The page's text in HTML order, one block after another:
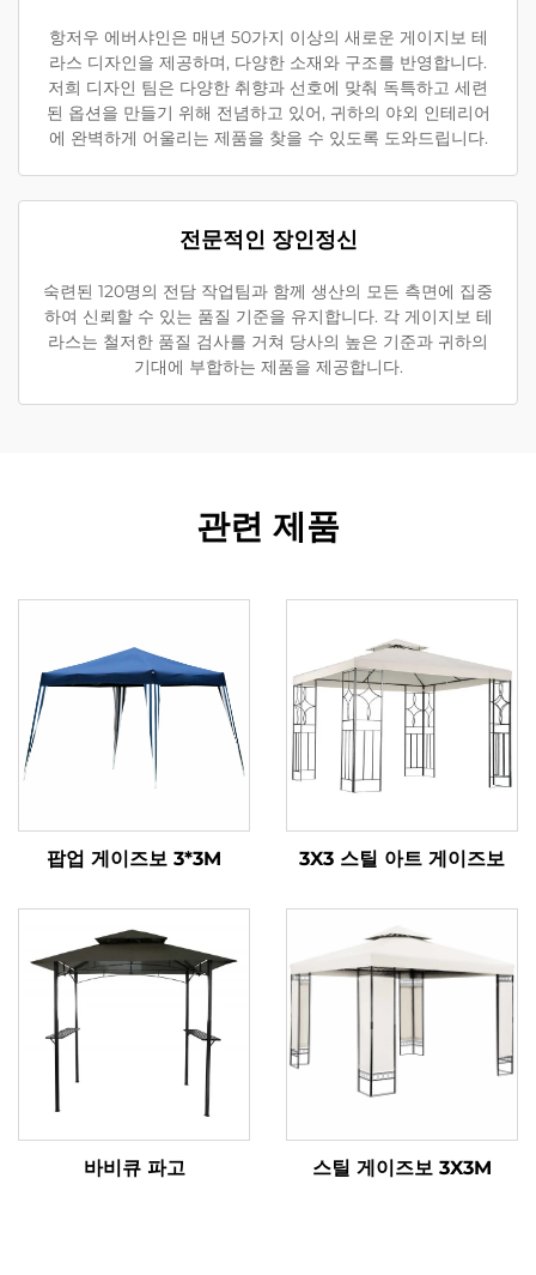
항저우 에버샤인은 매년 50가지 이상의 새로운 게이지보 테
라스 디자인을 제공하며, 다양한 소재와 구조를 반영합니다.
저희 디자인 팀은 다양한 취향과 선호에 맞춰 독특하고 세련
된 옵션을 만들기 위해 전념하고 있어, 귀하의 야외 인테리어
에 완벽하게 어울리는 제품을 찾을 수 있도록 도와드립니다.
전문적인 장인정신
숙련된 120명의 전담 작업팀과 함께 생산의 모든 측면에 집중
하여 신뢰할 수 있는 품질 기준을 유지합니다. 각 게이지보 테
라스는 철저한 품질 검사를 거쳐 당사의 높은 기준과 귀하의
기대에 부합하는 제품을 제공합니다.
관련 제품
팝업 게이즈보 3*3M 3X3 스틸 아트 게이즈보
바비큐 파고 스틸 게이즈보 3X3M